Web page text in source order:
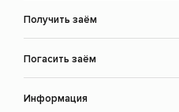
Получить заём
Погасить заём
Информация